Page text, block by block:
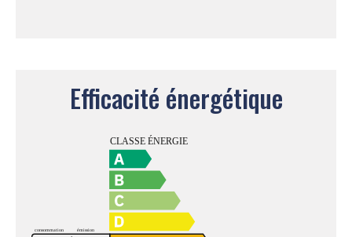
Efficacité énergétique